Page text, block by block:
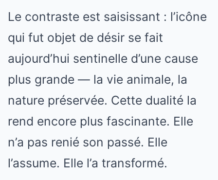
Le contraste est saisissant : l’icône
qui fut objet de désir se fait
aujourd’hui sentinelle d’une cause
plus grande — la vie animale, la
nature préservée. Cette dualité la
rend encore plus fascinante. Elle
n’a pas renié son passé. Elle
l’assume. Elle l’a transformé.